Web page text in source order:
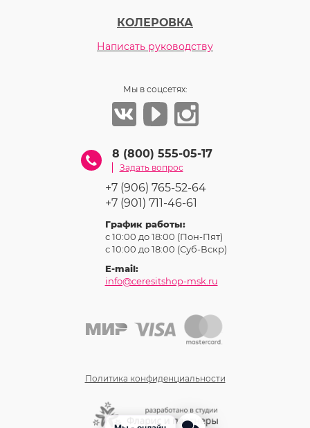
КОЛЕРОВКА
Написать руководству
Мы в соцсетях:
8 (800) 555-05-17
Задать вопрос
+7 (906) 765-52-64
+7 (901) 711-46-61
График работы:
с 10:00 до 18:00 (Пон-Пят)
с 10:00 до 18:00 (Суб-Вcкр)
E-mail:
info@ceresitshop-msk.ru
Политика конфиденциальности